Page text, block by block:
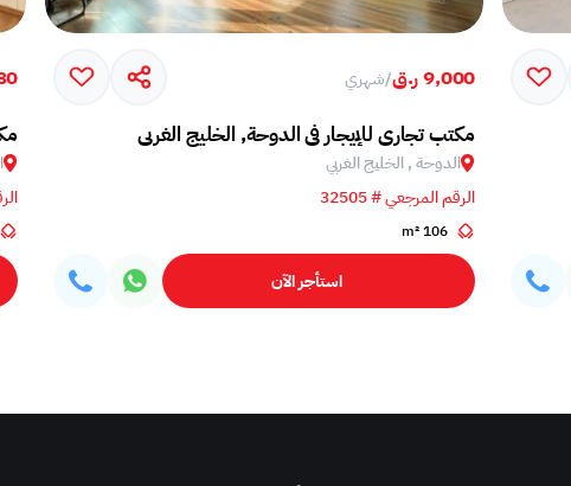
9,000 ر.ق /شهري
مكتب تجاري للإيجار في الدوحة, الخليج الغربي
الدوحة , الخليج الغربي
الرقم المرجعي # 32505
106 m²
استأجر الآن